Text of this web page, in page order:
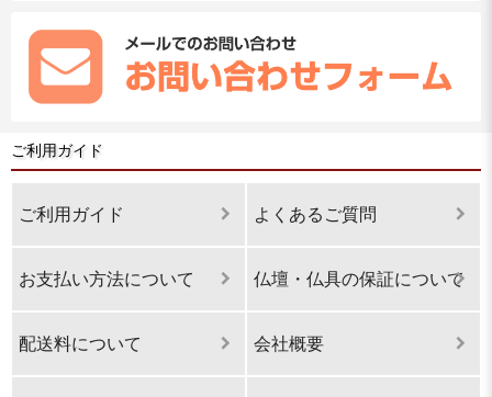
ご利用ガイド
ご利用ガイド よくあるご質問
お支払い方法について 仏壇・仏具の保証について
配送料について 会社概要